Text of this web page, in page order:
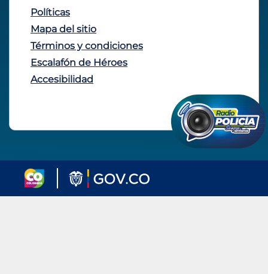
Políticas
Mapa del sitio
Términos y condiciones
Escalafón de Héroes
Accesibilidad